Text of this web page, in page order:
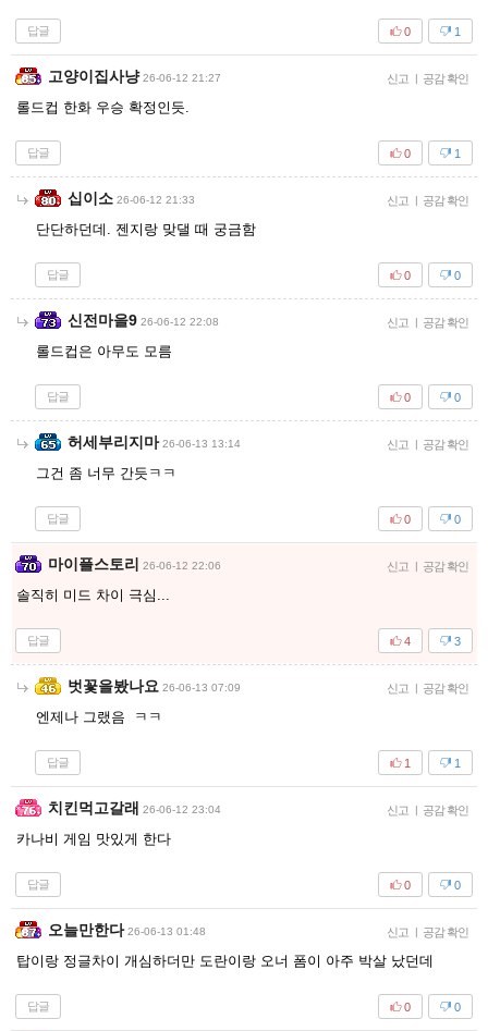
답글 1
0
고양이집사냥 26-06-12 21:27 신고 | 공감 확인
롤드컵 한화 우승 확정인듯.
답글 1
0
십이소 26-06-12 21:33 신고 | 공감 확인
단단하던데. 젠지랑 맞댈 때 궁금함
답글 0
0
신전마을9 26-06-12 22:08 신고 | 공감 확인
롤드컵은 아무도 모름
답글 0
0
허세부리지마 26-06-13 13:14 신고 | 공감 확인
그건 좀 너무 간듯ㅋㅋ
답글 0
0
마이플스토리 26-06-12 22:06 신고 | 공감 확인
솔직히 미드 차이 극심...
답글 3
4
벗꽃을봤나요 26-06-13 07:09 신고 | 공감 확인
엔제나 그랬음 ㅋㅋ
답글 1
1
치킨먹고갈래 26-06-12 23:04 신고 | 공감 확인
카나비 게임 맛있게 한다
답글 0
0
오늘만한다 26-06-13 01:48 신고 | 공감 확인
탑이랑 정글차이 개심하더만 도란이랑 오너 폼이 아주 박살 났던데
답글 0
0